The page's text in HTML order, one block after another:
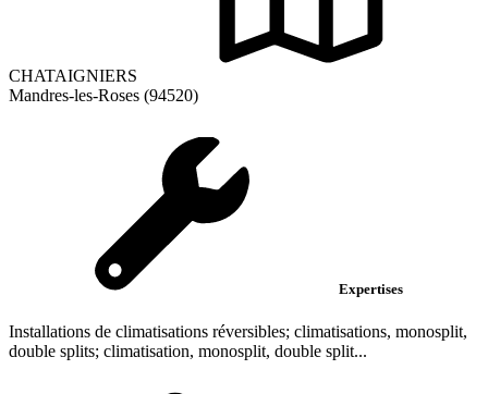
CHATAIGNIERS
Mandres-les-Roses (94520)
Expertises
Installations de climatisations réversibles; climatisations, monosplit,
double splits; climatisation, monosplit, double split...